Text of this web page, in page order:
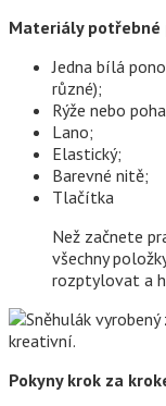
Materiály potřebné
Jedna bílá
různé);
Rýže nebo
Lano;
Elastický;
Barevné nitě;
Tlačítka
Než začnete
všechny
rozptylovat a
Pokyny krok za